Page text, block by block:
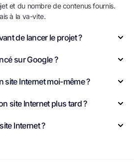
et du nombre de contenus fournis.
à la va-vite.
de lancer le projet ?
sur Google ?
site Internet moi-même ?
site Internet plus tard ?
Internet ?